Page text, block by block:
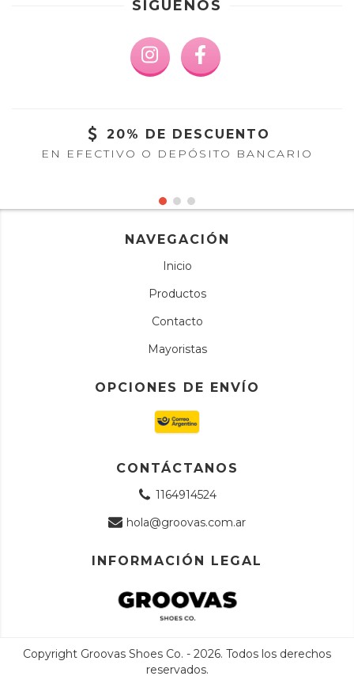
SÍGUENOS
20% DE DESCUENTO
EN EFECTIVO O DEPÓSITO BANCARIO
NAVEGACIÓN
Inicio
Productos
Contacto
Mayoristas
OPCIONES DE ENVÍO
CONTÁCTANOS
1164914524
hola@groovas.com.ar
INFORMACIÓN LEGAL
Copyright Groovas Shoes Co. - 2026. Todos los derechos
reservados.